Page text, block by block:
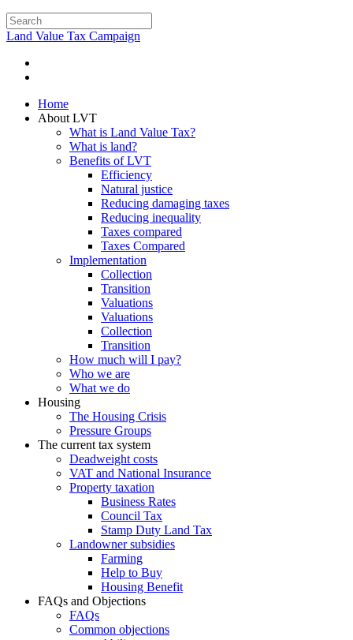
Land Value Tax Campaign
Home
About LVT
What is Land Value Tax?
What is land?
Benefits of LVT
Efficiency
Natural justice
Reducing damaging taxes
Reducing inequality
Taxes compared
Taxes Compared
Implementation
Collection
Transition
Valuations
Valuations
Collection
Transition
How much will I pay?
Who we are
What we do
Housing
The Housing Crisis
Pressure Groups
The current tax system
Deadweight costs
VAT and National Insurance
Property taxation
Business Rates
Council Tax
Stamp Duty Land Tax
Landowner subsidies
Farming
Help to Buy
Housing Benefit
FAQs and Objections
FAQs
Common objections